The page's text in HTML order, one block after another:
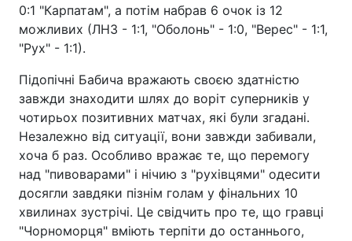
0:1 "Карпатам", а потім набрав 6 очок із 12
можливих (ЛНЗ - 1:1, "Оболонь" - 1:0, "Верес" - 1:1,
"Рух" - 1:1).
Підопічні Бабича вражають своєю здатністю
завжди знаходити шлях до воріт суперників у
чотирьох позитивних матчах, які були згадані.
Незалежно від ситуації, вони завжди забивали,
хоча б раз. Особливо вражає те, що перемогу
над "пивоварами" і нічию з "рухівцями" одесити
досягли завдяки пізнім голам у фінальних 10
хвилинах зустрічі. Це свідчить про те, що гравці
"Чорноморця" вміють терпіти до останнього,